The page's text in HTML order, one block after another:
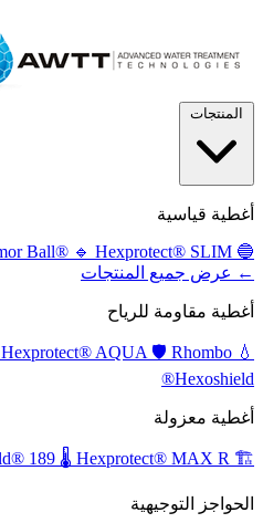
المنتجات
أغطية قياسية
🔵
🔹 Hexprotect® SLIM
← عرض جميع المنتجات
أغطية مقاومة للرياح
💧
Hexprotect® AQUA 🛡️ Rhombo
Hexoshield®
أغطية معزولة
🏗️
🌡️ Hexprotect® MAX R
الحواجز التوجيهية